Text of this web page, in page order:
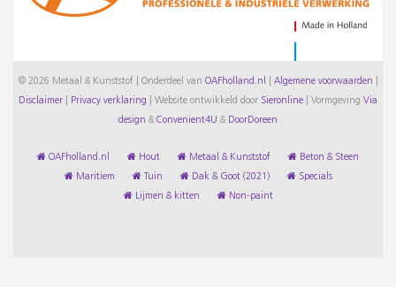
© 2026 Metaal & Kunststof | Onderdeel van OAFholland.nl Algemene voorwaarden
Disclaimer Privacy verklaring Website ontwikkeld door Sieronline Vormgeving Via
design & Convenient4U & DoorDoreen
OAFholland.nl Hout Metaal & Kunststof Beton & Steen
Maritiem Tuin Dak & Goot (2021) Specials
Lijmen & kitten Non-paint